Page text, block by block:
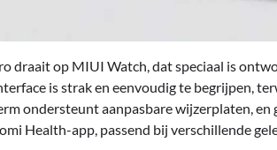
draait op MIUI Watch, dat speciaal is
is strak en eenvoudig te begrijpen,
ondersteunt aanpasbare wijzerplaten, en
Health-app, passend bij verschillende